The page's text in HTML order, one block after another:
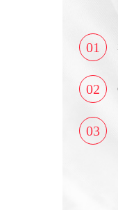
01
02
03